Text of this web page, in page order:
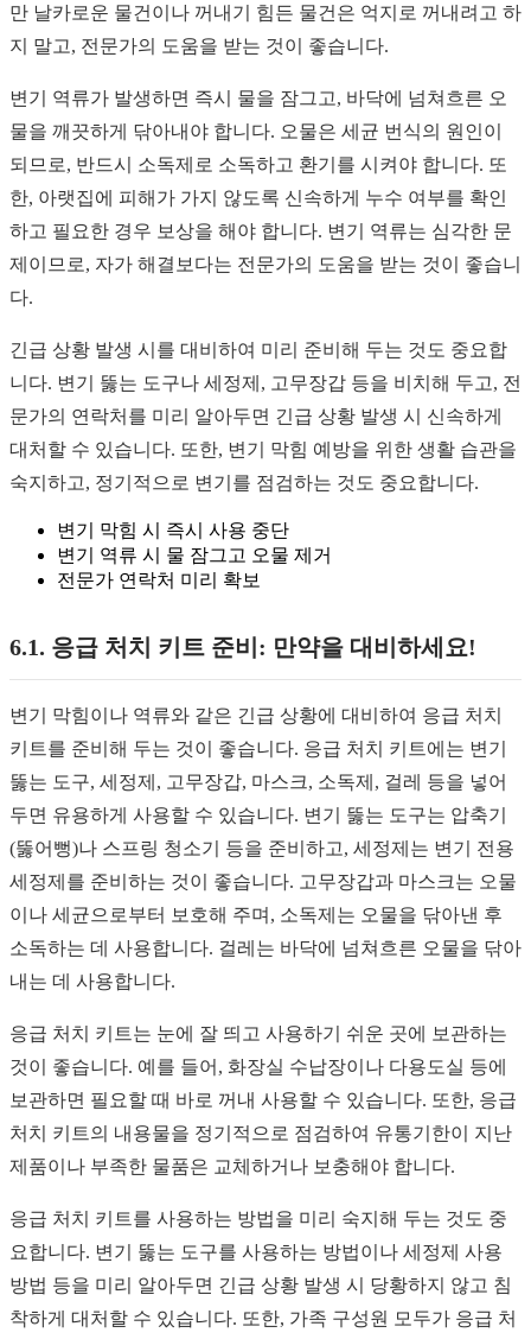
만 날카로운 물건이나 꺼내기 힘든 물건은 억지로 꺼내려고 하
지 말고, 전문가의 도움을 받는 것이 좋습니다.
변기 역류가 발생하면 즉시 물을 잠그고, 바닥에 넘쳐흐른 오
물을 깨끗하게 닦아내야 합니다. 오물은 세균 번식의 원인이
되므로, 반드시 소독제로 소독하고 환기를 시켜야 합니다. 또
한, 아랫집에 피해가 가지 않도록 신속하게 누수 여부를 확인
하고 필요한 경우 보상을 해야 합니다. 변기 역류는 심각한 문
제이므로, 자가 해결보다는 전문가의 도움을 받는 것이 좋습니
다.
긴급 상황 발생 시를 대비하여 미리 준비해 두는 것도 중요합
니다. 변기 뚫는 도구나 세정제, 고무장갑 등을 비치해 두고, 전
문가의 연락처를 미리 알아두면 긴급 상황 발생 시 신속하게
대처할 수 있습니다. 또한, 변기 막힘 예방을 위한 생활 습관을
숙지하고, 정기적으로 변기를 점검하는 것도 중요합니다.
변기 막힘 시 즉시 사용 중단
변기 역류 시 물 잠그고 오물 제거
전문가 연락처 미리 확보
6.1. 응급 처치 키트 준비: 만약을 대비하세요!
변기 막힘이나 역류와 같은 긴급 상황에 대비하여 응급 처치
키트를 준비해 두는 것이 좋습니다. 응급 처치 키트에는 변기
뚫는 도구, 세정제, 고무장갑, 마스크, 소독제, 걸레 등을 넣어
두면 유용하게 사용할 수 있습니다. 변기 뚫는 도구는 압축기
(뚫어뻥)나 스프링 청소기 등을 준비하고, 세정제는 변기 전용
세정제를 준비하는 것이 좋습니다. 고무장갑과 마스크는 오물
이나 세균으로부터 보호해 주며, 소독제는 오물을 닦아낸 후
소독하는 데 사용합니다. 걸레는 바닥에 넘쳐흐른 오물을 닦아
내는 데 사용합니다.
응급 처치 키트는 눈에 잘 띄고 사용하기 쉬운 곳에 보관하는
것이 좋습니다. 예를 들어, 화장실 수납장이나 다용도실 등에
보관하면 필요할 때 바로 꺼내 사용할 수 있습니다. 또한, 응급
처치 키트의 내용물을 정기적으로 점검하여 유통기한이 지난
제품이나 부족한 물품은 교체하거나 보충해야 합니다.
응급 처치 키트를 사용하는 방법을 미리 숙지해 두는 것도 중
요합니다. 변기 뚫는 도구를 사용하는 방법이나 세정제 사용
방법 등을 미리 알아두면 긴급 상황 발생 시 당황하지 않고 침
착하게 대처할 수 있습니다. 또한, 가족 구성원 모두가 응급 처